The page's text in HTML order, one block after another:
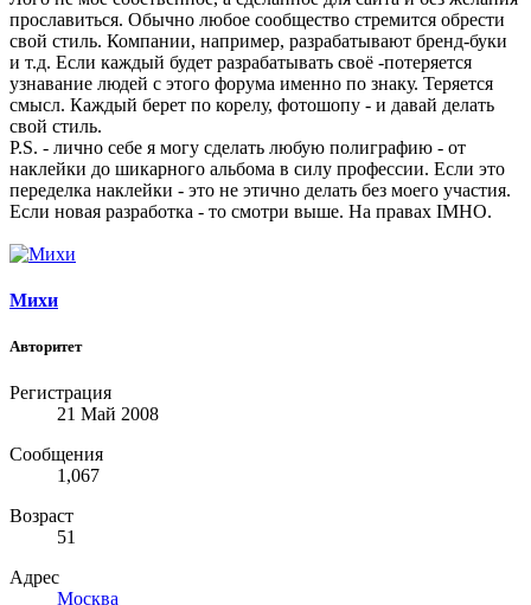
прославиться. Обычно любое сообщество стремится обрести
свой стиль. Компании, например, разрабатывают бренд-буки
и т.д. Если каждый будет разрабатывать своё -потеряется
узнавание людей с этого форума именно по знаку. Теряется
смысл. Каждый берет по корелу, фотошопу - и давай делать
свой стиль.
P.S. - лично себе я могу сделать любую полиграфию - от
наклейки до шикарного альбома в силу профессии. Если это
переделка наклейки - это не этично делать без моего участия.
Если новая разработка - то смотри выше. На правах IMHO.
Михи
Авторитет
Регистрация
21 Май 2008
Сообщения
1,067
Возраст
51
Адрес
Москва